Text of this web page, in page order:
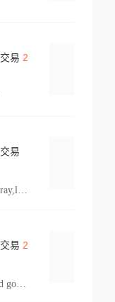
易 2
易
易 2
personal effect,used household goods